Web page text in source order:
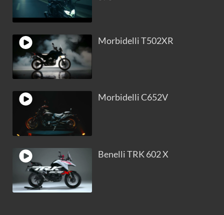
Morbidelli T502XR
Morbidelli C652V
Benelli TRK 602 X